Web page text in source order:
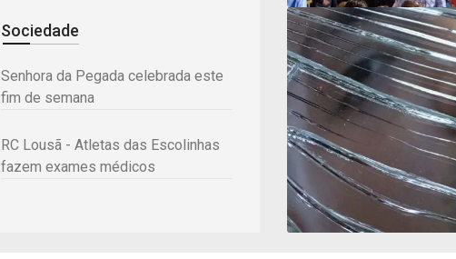
Sociedade
Senhora da Pegada celebrada este
fim de semana
RC Lousã - Atletas das Escolinhas
fazem exames médicos